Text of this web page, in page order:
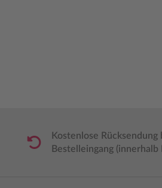
Kostenlose Rücksendung
Bestelleingang (innerhalb